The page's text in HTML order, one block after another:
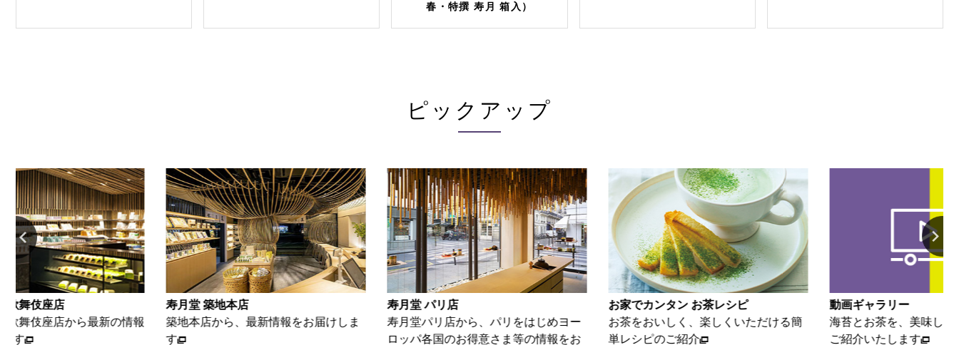
春・特撰 寿月 箱入）
ピックアップ
舞伎座店
舞伎座店から最新の情報
す
寿月堂 築地本店
築地本店から、最新情報をお届けしま
す
寿月堂 パリ店
寿月堂パリ店から、パリをはじめヨー
ロッパ各国のお得意さま等の情報をお
お家でカンタン お茶レシピ
お茶をおいしく、楽しくいただける簡
単レシピのご紹介
動画ギャラリー
海苔とお茶を、美味しく
ご紹介いたします